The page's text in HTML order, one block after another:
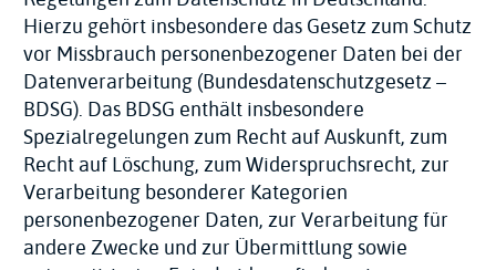
Hierzu gehört insbesondere das Gesetz zum Schutz
vor Missbrauch personenbezogener Daten bei der
Datenverarbeitung (Bundesdatenschutzgesetz –
BDSG). Das BDSG enthält insbesondere
Spezialregelungen zum Recht auf Auskunft, zum
Recht auf Löschung, zum Widerspruchsrecht, zur
Verarbeitung besonderer Kategorien
personenbezogener Daten, zur Verarbeitung für
andere Zwecke und zur Übermittlung sowie